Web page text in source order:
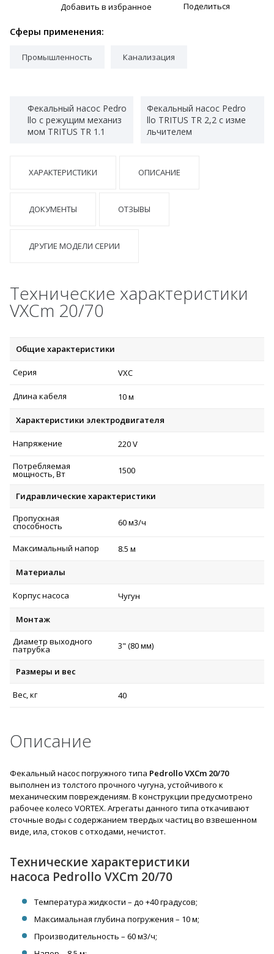
Добавить в избранное Поделиться
Сферы применения:
Промышленность Канализация
Фекальный насос Pedro
llo с режущим механиз
мом TRITUS TR 1.1
Фекальный насос Pedro
llo TRITUS TR 2,2 с изме
льчителем
ХАРАКТЕРИСТИКИ ОПИСАНИЕ
ДОКУМЕНТЫ ОТЗЫВЫ
ДРУГИЕ МОДЕЛИ СЕРИИ
Технические характеристики
VXCm 20/70
Общие характеристики
Серия VXC
Длина кабеля 10 м
Характеристики электродвигателя
Напряжение
220 V
Потребляемая
мощность, Вт 1500
Гидравлические характеристики
Пропускная
способность 60 м3/ч
Максимальный напор 8.5 м
Материалы
Корпус насоса Чугун
Монтаж
Диаметр выходного
патрубка 3" (80 мм)
Размеры и вес
Вес, кг 40
Описание
Фекальный насос погружного типа Pedrollo VXCm 20/70
выполнен из толстого прочного чугуна , устойчивого к
механическим повреждениям. В конструкции предусмотрено
рабочее колесо VORTEX. Агрегаты данного типа откачивают
сточные воды с содержанием твердых частиц во взвешенном
виде, ила, стоков с отходами, нечистот.
Технические характеристики
насоса Pedrollo VXCm 20/70
Температура жидкости – до +40 градусов;
Максимальная глубина погружения – 10 м;
Производительность – 60 м3/ч;